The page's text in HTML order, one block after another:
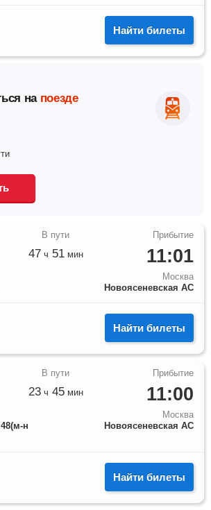
Найти билеты
на поезде
11:01
Москва
Новоясеневская АС
47 ч 51мин
Найти билеты
н
11:00
Москва
Новоясеневская АС
23ч 45мин
Найти билеты